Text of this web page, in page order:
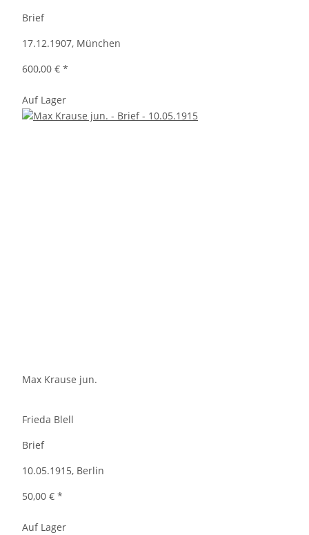
Brief
17.12.1907, München
600,00 € *
Auf Lager
Max Krause jun.
Frieda Blell
Brief
10.05.1915, Berlin
50,00 € *
Auf Lager